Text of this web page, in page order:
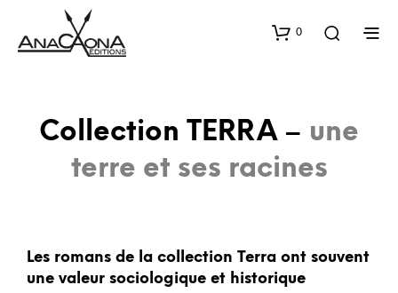
0
Collection TERRA – une
terre et ses racines
Les romans de la collection Terra ont souvent
une valeur sociologique et historique